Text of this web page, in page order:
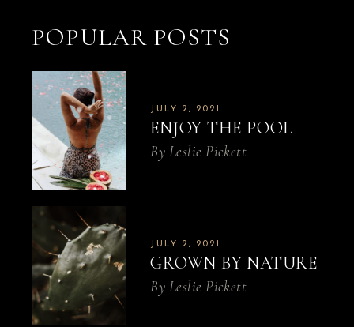
POPULAR POSTS
JULY 2, 2021
ENJOY THE POOL
By Leslie Pickett
JULY 2, 2021
GROWN BY NATURE
By Leslie Pickett